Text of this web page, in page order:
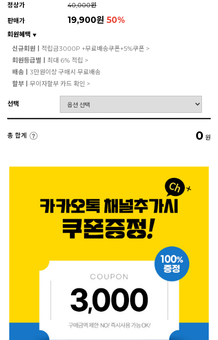
정상가
40,000원
판매가
19,900원50%
회원혜택 ▼
신규회원ㅣ 적립금3000P +무료배송쿠폰+5%쿠폰 >
회원등급별ㅣ 최대 6% 적립 >
배송ㅣ 3만원이상 구매시 무료배송
할부ㅣ 무이자할부 카드 확인 >
선택
총 합계 0 원